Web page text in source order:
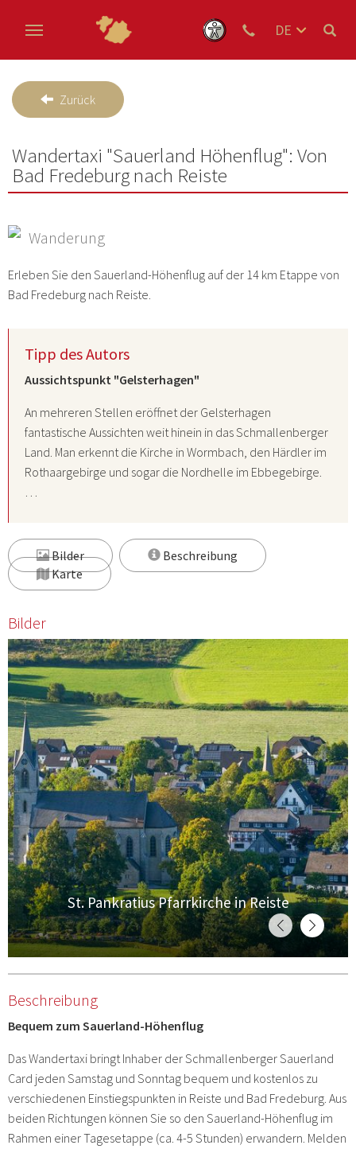
DE
Zurück
Wandertaxi "Sauerland Höhenflug": Von
Bad Fredeburg nach Reiste
Wanderung
Erleben Sie den Sauerland-Höhenflug auf der 14 km Etappe von
Bad Fredeburg nach Reiste.
Tipp des Autors
Aussichtspunkt "Gelsterhagen"
An mehreren Stellen eröffnet der Gelsterhagen
fantastische Aussichten weit hinein in das Schmallenberger
Land. Man erkennt die Kirche in Wormbach, den Härdler im
Rothaargebirge und sogar die Nordhelle im Ebbegebirge.
…
Bilder
Beschreibung
Karte
Bilder
St. Pankratius Pfarrkirche in Reiste
Beschreibung
Bequem zum Sauerland-Höhenflug
Das Wandertaxi bringt Inhaber der Schmallenberger Sauerland
Card jeden Samstag und Sonntag bequem und kostenlos zu
verschiedenen Einstiegspunkten in Reiste und Bad Fredeburg. Aus
beiden Richtungen können Sie so den Sauerland-Höhenflug im
Rahmen einer Tagesetappe (ca. 4-5 Stunden) erwandern. Melden